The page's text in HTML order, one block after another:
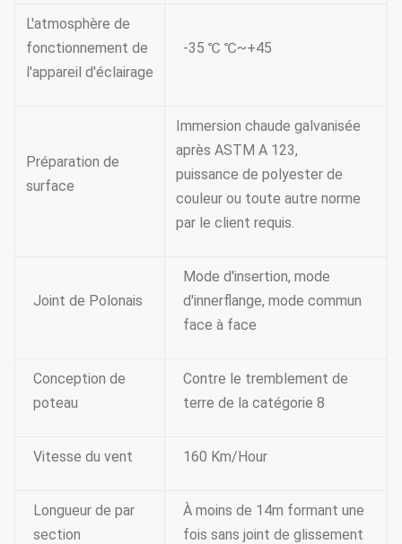
L'atmosphère de
fonctionnement de
l'appareil d'éclairage
-35 ℃ ℃~+45
Préparation de
surface
Immersion chaude galvanisée
après ASTM A 123,
puissance de polyester de
couleur ou toute autre norme
par le client requis.
Joint de Polonais
Mode d'insertion, mode
d'innerflange, mode commun
face à face
Conception de
poteau
Contre le tremblement de
terre de la catégorie 8
Vitesse du vent 160 Km/Hour
Longueur de par
section
À moins de 14m formant une
fois sans joint de glissement